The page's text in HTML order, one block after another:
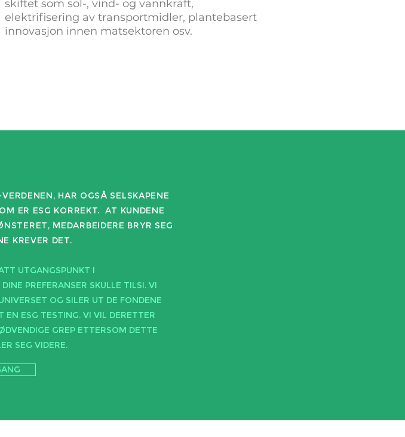
skiftet som sol-, vind- og vannkraft,
elektrifisering av transportmidler, plantebasert
innovasjon innen matsektoren osv.
HAR OGSÅ SELSKAPENE
ER ESG KORREKT. AT KUNDENE
MEDARBEIDERE BRYR SEG
KREVER DET.
UTGANGSPUNKT I
PREFERANSER SKULLE TILSI. VI
OG SILER UT DE FONDENE
ESG TESTING. VI VIL DERETTER
GREP ETTERSOM DETTE
SEG VIDERE.